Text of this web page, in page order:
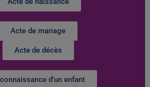
Acte de mariage
Acte de décès
d'un enfant